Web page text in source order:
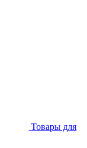
Товары для